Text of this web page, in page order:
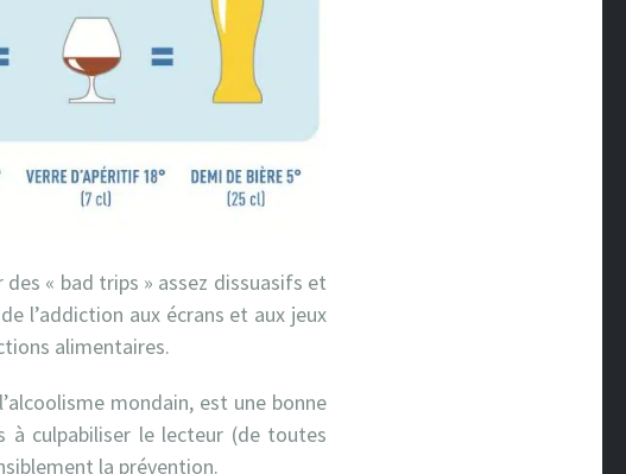
« bad trips » assez dissuasifs et
l’addiction aux écrans et aux jeux
alimentaires.
mondain, est une bonne
à culpabiliser le lecteur (de toutes
la prévention.